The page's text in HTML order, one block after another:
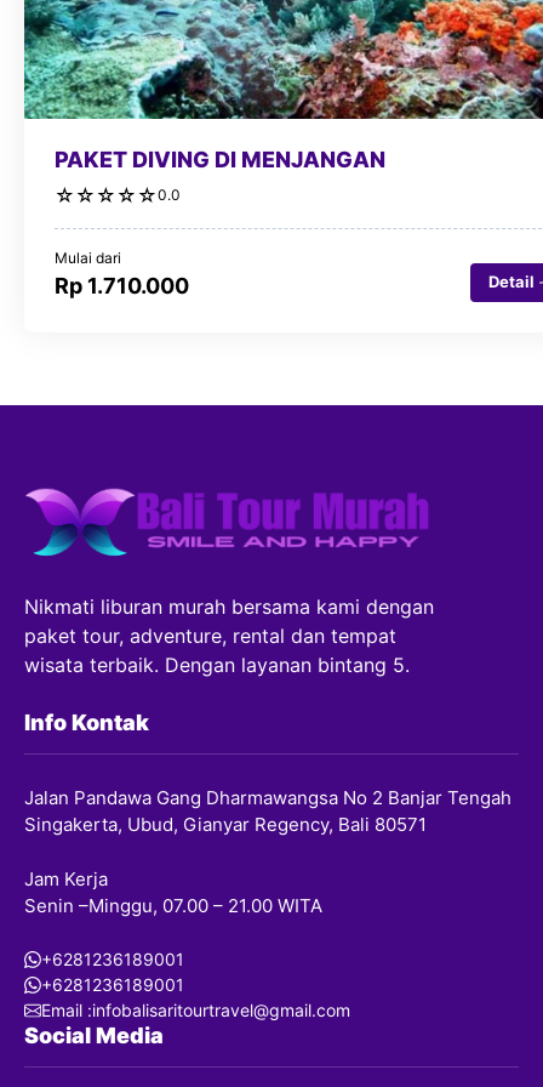
PAKET DIVING DI MENJANGAN
☆ ☆ ☆ ☆ ☆0.0
Mulai dari
Rp 1.710.000 Detail
Nikmati liburan murah bersama kami dengan
paket tour, adventure, rental dan tempat
wisata terbaik. Dengan layanan bintang 5.
Info Kontak
Jalan Pandawa Gang Dharmawangsa No 2 Banjar Tengah
Singakerta, Ubud, Gianyar Regency, Bali 80571
Jam Kerja
Senin –Minggu, 07.00 – 21.00 WITA
+6281236189001
+6281236189001
Email :infobalisaritourtravel@gmail.com
Social Media